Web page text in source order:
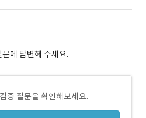
에 답변해 주세요.
증 질문을 확인해보세요.